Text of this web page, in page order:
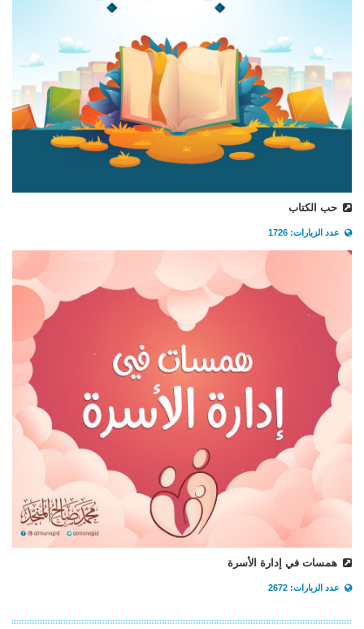
حب الكتاب
عدد الزيارات: 1726
همسات في إدارة الأسرة
عدد الزيارات: 2672